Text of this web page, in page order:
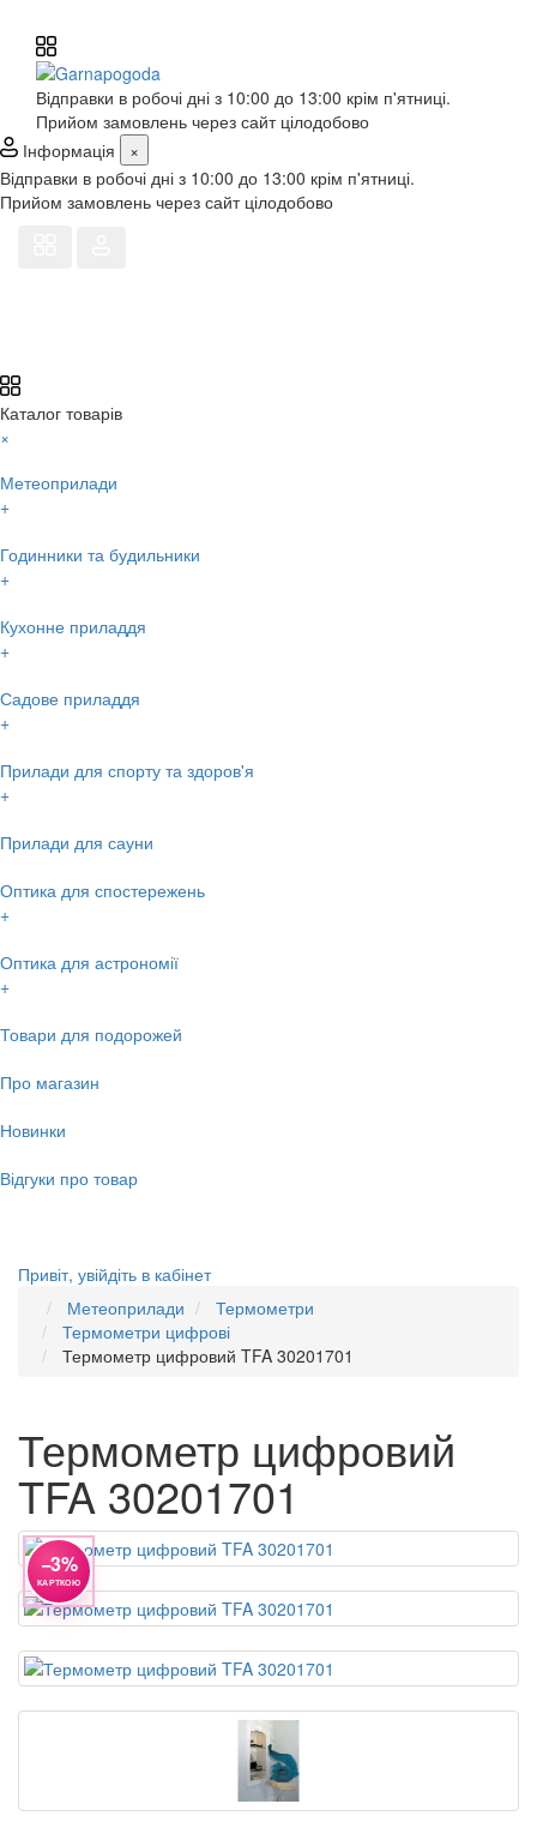
Відправки в робочі дні з 10:00 до 13:00 крім п'ятниці.
Прийом замовлень через сайт цілодобово
Інформація
×
Відправки в робочі дні з 10:00 до 13:00 крім п'ятниці.
Прийом замовлень через сайт цілодобово
Каталог товарів
×
Метеоприлади
+
Годинники та будильники
+
Кухонне приладдя
+
Садове приладдя
+
Прилади для спорту та здоров'я
+
Прилади для сауни
Оптика для спостережень
+
Оптика для астрономії
+
Товари для подорожей
Про магазин
Новинки
Відгуки про товар
Привіт, увійдіть в кабінет
Метеоприлади
Термометри
Термометри цифрові
Термометр цифровий TFA 30201701
Термометр цифровий
TFA 30201701
−3%
КАРТКОЮ